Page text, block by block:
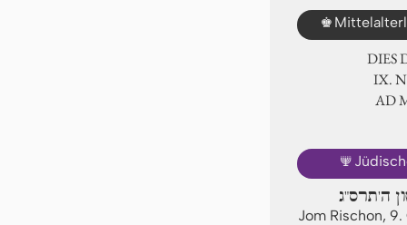
♚
DIES
Ⅸ.
AD
🕎
ה'תרס"ג
Jom Rischon,